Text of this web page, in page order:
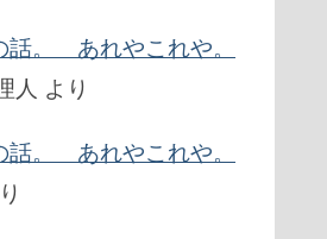
話。 あれやこれや。
人 より
話。 あれやこれや。